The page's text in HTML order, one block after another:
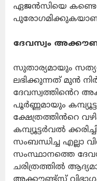
ഏജൻസിയെ
ദേവസ്വം
സുതാര്യമായും
ലഭിക്കുന്നത് മുൻ
ദേവസ്വത്തിൻെറ
പൂർണ്ണമായും
ക്ഷേത്രത്തിൻറെ
കമ്പ്യൂട്ടർവൽ
സംബന്ധിച്ച എല്ലാ
സംസ്ഥാനത്തെ
ചരിത്രത്തിൽ